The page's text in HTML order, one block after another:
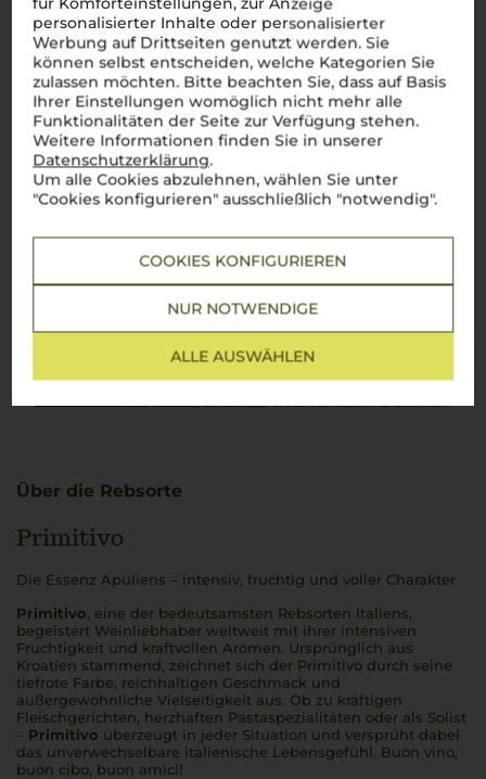
personalisierter Inhalte oder personalisierter
Werbung auf Drittseiten genutzt werden. Sie
können selbst entscheiden, welche Kategorien Sie
zulassen möchten. Bitte beachten Sie, dass auf Basis
Ihrer Einstellungen womöglich nicht mehr alle
Funktionalitäten der Seite zur Verfügung stehen.
Weitere Informationen finden Sie in unserer
Datenschutzerklärung.
Um alle Cookies abzulehnen, wählen Sie unter
"Cookies konfigurieren" ausschließlich "notwendig".
COOKIES KONFIGURIEREN
NUR NOTWENDIGE
ALLE AUSWÄHLEN
Über die Rebsorte
Primitivo
Die Essenz Apuliens – intensiv, fruchtig und voller Charakter
Primitivo, eine der bedeutsamsten Rebsorten Italiens,
begeistert Weinliebhaber weltweit mit ihrer intensiven
Fruchtigkeit und kraftvollen Aromen. Ursprünglich aus
Kroatien stammend, zeichnet sich der Primitivo durch seine
tiefrote Farbe, reichhaltigen Geschmack und
außergewöhnliche Vielseitigkeit aus. Ob zu kräftigen
Fleischgerichten, herzhaften Pastaspezialitäten oder als Solist
– Primitivo überzeugt in jeder Situation und versprüht dabei
das unverwechselbare italienische Lebensgefühl. Buon vino,
buon cibo, buon amici!